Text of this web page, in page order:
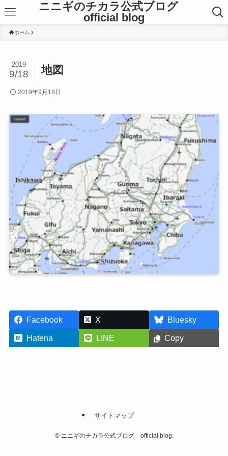
ニニギのチカラ公式ブログ
official blog
ホーム
地図
2019
9/18
2019年9月18日
Facebook X
Bluesky
Hatena
LINE Copy
サイトマップ
©ニニギのチカラ公式ブログ official blog.